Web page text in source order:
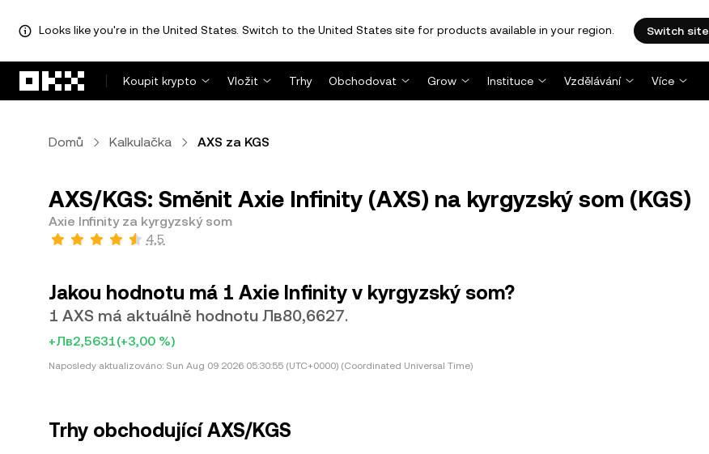
Looks like you're in the United States. Switch to the United States site for products available in your region. Switch site
Koupit krypto
Vložit Trhy Obchodovat Grow Instituce Vzdělávání Více
Domů Kalkulačka AXS za KGS
AXS/KGS: Směnit Axie Infinity (AXS) na kyrgyzský som (KGS)
Axie Infinity za kyrgyzský som
4,5
Jakou hodnotu má 1 Axie Infinity v kyrgyzský som?
1 AXS má aktuálně hodnotu Лв80,6627.
+Лв2,5631(+3,00 %)
Naposledy aktualizováno: Sun Aug 09 2026 05:30:55 (UTC+0000) (Coordinated Universal Time)
Trhy obchodující AXS/KGS